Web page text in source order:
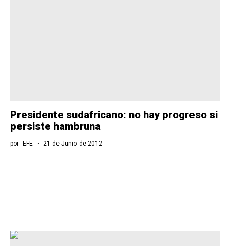
Presidente sudafricano: no hay progreso si
persiste hambruna
por EFE 21 de Junio de 2012